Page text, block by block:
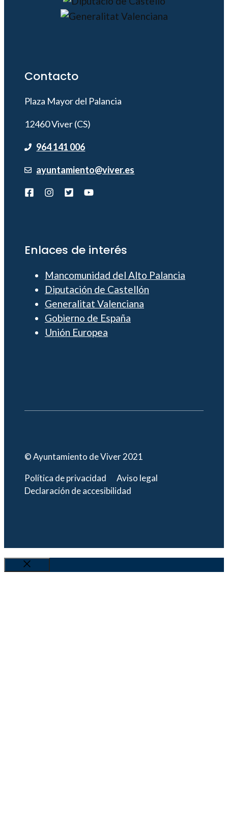
Contacto
Plaza Mayor del Palancia
12460 Viver (CS)
964 141 006
ayuntamiento@viver.es
Enlaces de interés
Mancomunidad del Alto Palancia
Diputación de Castellón
Generalitat Valenciana
Gobierno de España
Unión Europea
© Ayuntamiento de Viver 2021
Política de privacidad
Aviso legal
Declaración de accesibilidad
Cerrar